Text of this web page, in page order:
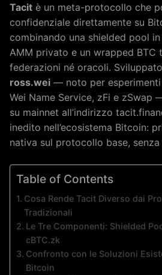
Tacit è un meta-protocollo che
confidenziale direttamente su
combinando una shielded pool
AMM privato e un wrapped BTC
federazioni né oracoli.
ross.wei — noto per esperimenti
Wei Name Service, zFi e
su mainnet all’indirizzo
inedito nell’ecosistema Bitcoin:
nativa sul protocollo base,
Table of Contents
Cosa Rende Tacit Diverso dai
Tradizionali
Le Tre Componenti: Shielded
cBTC.zk
Confronto con le Soluzioni
Bitcoin